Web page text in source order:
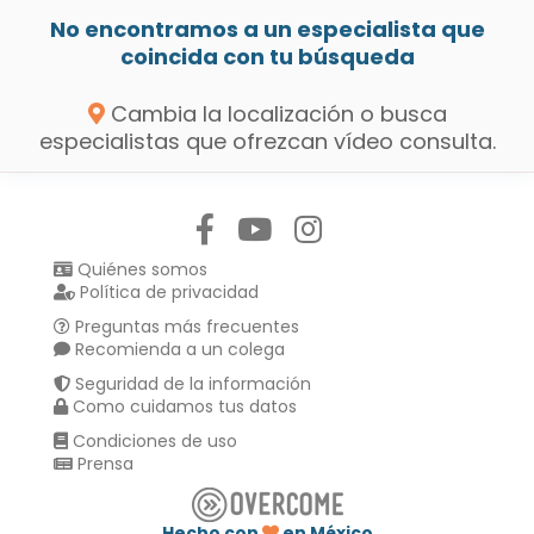
No encontramos a un especialista que
coincida con tu búsqueda
Cambia la localización o busca
especialistas que ofrezcan vídeo consulta.
Quiénes somos
Política de privacidad
Preguntas más frecuentes
Recomienda a un colega
Seguridad de la información
Como cuidamos tus datos
Condiciones de uso
Prensa